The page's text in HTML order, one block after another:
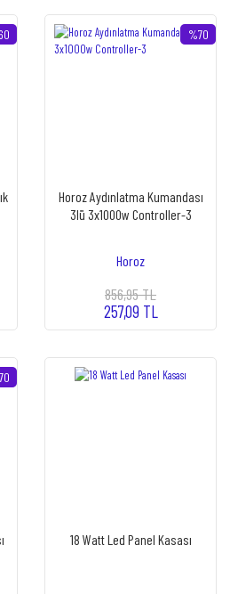
%70
Horoz Aydınlatma Kumandası
3lü 3x1000w Controller-3
Horoz
856,95 TL
257,09 TL
18 Watt Led Panel Kasası